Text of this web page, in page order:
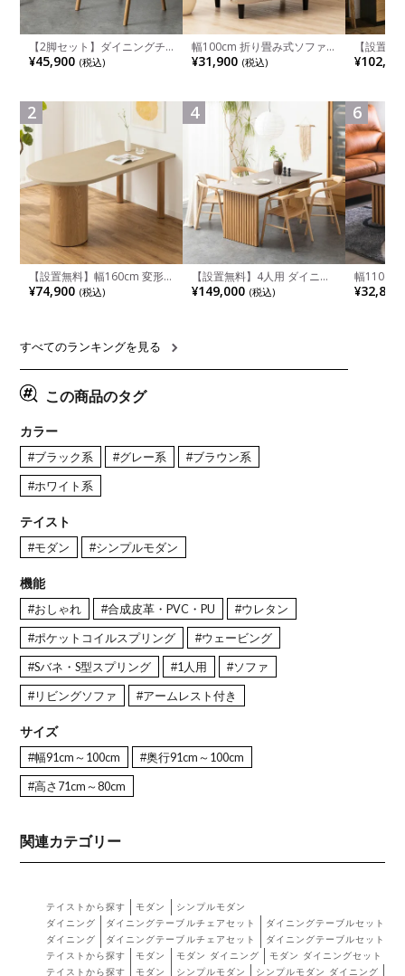
【2脚セット】ダイニングチ
ェア 木製 LUGA 肘付き チェ
ア 天然木 リビング椅子 板座
ュラル ブラウン 完成品
¥45,900 (税込)
2
【設置無料】幅160cm 変形
半円 ダイニングテーブル モ
ルタル風 LENAS コンクリー
リア風 グレージュ
¥74,900 (税込)
幅100cm 折り畳み式ソファ
ベッド コンパクト リクライ
ニング カウチスタイル 省ス
¥31,900 (税込)
4
【設置無料】4人用 ダイニン
グテーブルセット 5点 LUGA
セラミックテーブル おしゃれ
¥149,000 (税込)
【設置
チンカウ
板 引き出
れ ウッデ
ル グレー
6
幅110cm
木目調 リ
付き 長方
¥32,800
すべてのランキングを見る
この商品のタグ
カラー
#ブラック系 #グレー系 #ブラウン系
#ホワイト系
テイスト
#モダン #シンプルモダン
機能
#おしゃれ #合成皮革・PVC・PU #ウレタン
#ポケットコイルスプリング #ウェービング
#Sバネ・S型スプリング #1人用 #ソファ
#リビングソファ #アームレスト付き
サイズ
#幅91cm～100cm #奥行91cm～100cm
#高さ71cm～80cm
関連カテゴリー
テイストから探す モダン
シンプルモダン
ダイニング
ダイニングテーブルチェアセット
ダイニングテーブルセット テ
ダイニング
ダイニングテーブルチェアセット
ダイニングテーブルセット チ
テイストから探す
モダン モダン ダイニング
モダン ダイニングセット
テイストから探す
モダン シンプルモダン シンプルモダン ダイニング